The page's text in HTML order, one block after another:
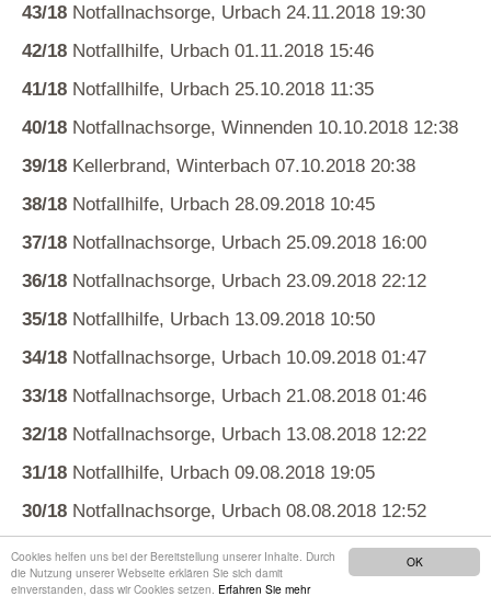
OK
Cookies helfen uns bei der Bereitstellung unserer Inhalte. Durch
die Nutzung unserer Webseite erklären Sie sich damit
einverstanden, dass wir Cookies setzen. Erfahren Sie mehr
43/18 Notfallnachsorge, Urbach 24.11.2018 19:30
42/18 Notfallhilfe, Urbach 01.11.2018 15:46
41/18 Notfallhilfe, Urbach 25.10.2018 11:35
40/18 Notfallnachsorge, Winnenden 10.10.2018 12:38
39/18 Kellerbrand, Winterbach 07.10.2018 20:38
38/18 Notfallhilfe, Urbach 28.09.2018 10:45
37/18 Notfallnachsorge, Urbach 25.09.2018 16:00
36/18 Notfallnachsorge, Urbach 23.09.2018 22:12
35/18 Notfallhilfe, Urbach 13.09.2018 10:50
34/18 Notfallnachsorge, Urbach 10.09.2018 01:47
33/18 Notfallnachsorge, Urbach 21.08.2018 01:46
32/18 Notfallnachsorge, Urbach 13.08.2018 12:22
31/18 Notfallhilfe, Urbach 09.08.2018 19:05
30/18 Notfallnachsorge, Urbach 08.08.2018 12:52
29/18Notfallhilfe, Urbach 23.07.2018 03:09
28/18Zimmerbrand, Winterbach 02.06.2018 22:24